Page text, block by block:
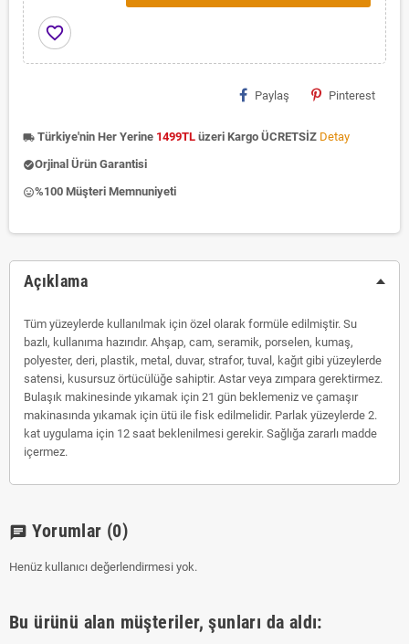
favorite_border
Paylaş Pinterest
local_shipping Türkiye'nin Her Yerine 1499TL üzeri Kargo ÜCRETSİZ Detay
check_circleOrjinal Ürün Garantisi
insert_emoticon%100 Müşteri Memnuniyeti
Açıklama
Tüm yüzeylerde kullanılmak için özel olarak formüle edilmiştir. Su
bazlı, kullanıma hazırıdır. Ahşap, cam, seramik, porselen, kumaş,
polyester, deri, plastik, metal, duvar, strafor, tuval, kağıt gibi yüzeylerde
satensi, kusursuz örtücülüğe sahiptir. Astar veya zımpara gerektirmez.
Bulaşık makinesinde yıkamak için 21 gün beklemeniz ve çamaşır
makinasında yıkamak için ütü ile fisk edilmelidir. Parlak yüzeylerde 2.
kat uygulama için 12 saat beklenilmesi gerekir. Sağlığa zararlı madde
içermez.
chat Yorumlar (0)
Henüz kullanıcı değerlendirmesi yok.
Bu ürünü alan müşteriler, şunları da aldı: